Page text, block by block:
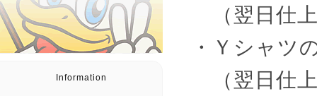
（翌日仕
・Ｙシャツ
（翌日仕
Information